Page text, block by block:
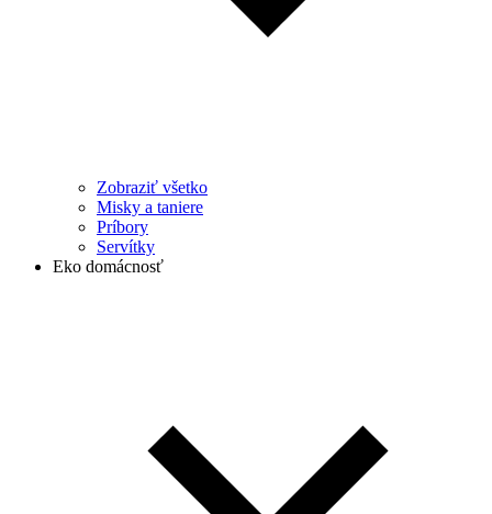
Zobraziť všetko
Misky a taniere
Príbory
Servítky
Eko domácnosť